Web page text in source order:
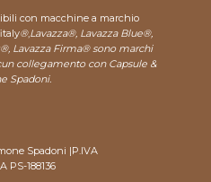
con macchine a marchio
®,Lavazza®, Lavazza Blue®,
Lavazza Firma® sono marchi
collegamento con Capsule &
Spadoni.
Spadoni |P.IVA
PS-188136